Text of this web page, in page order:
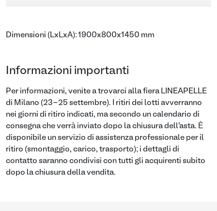
Dimensioni (LxLxA): 1900x800x1450 mm
Informazioni importanti
Per informazioni, venite a trovarci alla fiera LINEAPELLE
di Milano (23-25 settembre). I ritiri dei lotti avverranno
nei giorni di ritiro indicati, ma secondo un calendario di
consegna che verrà inviato dopo la chiusura dell'asta. È
disponibile un servizio di assistenza professionale per il
ritiro (smontaggio, carico, trasporto); i dettagli di
contatto saranno condivisi con tutti gli acquirenti subito
dopo la chiusura della vendita.